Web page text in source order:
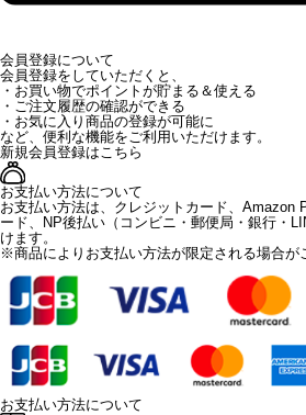
会員登録について
会員登録をしていただくと、
・お買い物でポイントが貯まる＆使える
・ご注文履歴の確認ができる
・お気に入り商品の登録が可能に
など、便利な機能をご利用いただけます。
新規会員登録はこちら
お支払い方法について
お支払い方法は、クレジットカード、Amazon
ード、NP後払い（コンビニ・郵便局・銀行・
けます。
※商品によりお支払い方法が限定される場合が
お支払い方法について